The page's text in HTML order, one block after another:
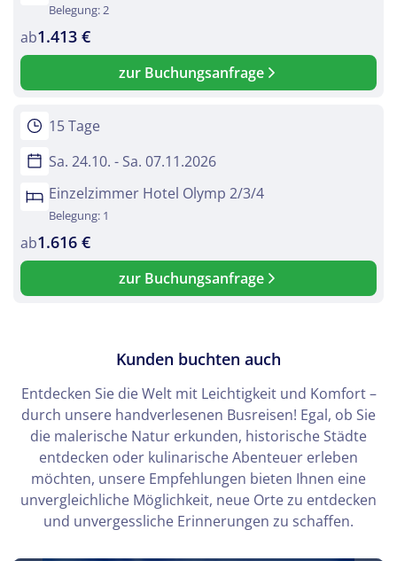
Belegung: 2
ab1.413 €
zur Buchungsanfrage
15 Tage
Sa. 24.10. - Sa. 07.11.2026
Einzelzimmer Hotel Olymp 2/3/4
Belegung: 1
ab1.616 €
zur Buchungsanfrage
Kunden buchten auch
Entdecken Sie die Welt mit Leichtigkeit und Komfort –
durch unsere handverlesenen Busreisen! Egal, ob Sie
die malerische Natur erkunden, historische Städte
entdecken oder kulinarische Abenteuer erleben
möchten, unsere Empfehlungen bieten Ihnen eine
unvergleichliche Möglichkeit, neue Orte zu entdecken
und unvergessliche Erinnerungen zu schaffen.